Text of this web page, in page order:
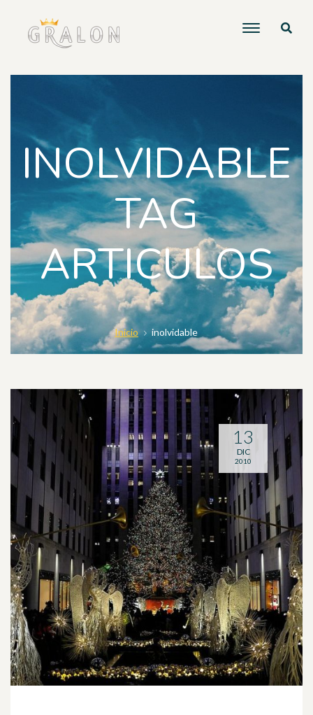
INOLVIDABLE
TAG
ARTICULOS
Inicio inolvidable
13
DIC
2010